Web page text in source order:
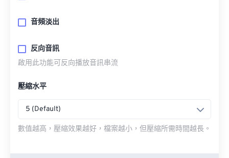
音頻淡出
反向音訊
啟用此功能可反向播放音訊串流
壓縮水平
5 (Default)
數值越高，壓縮效果越好，檔案越小，但壓縮所需時間越長。